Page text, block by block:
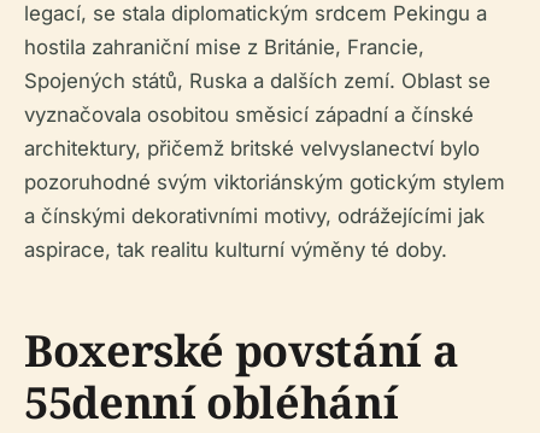
legací, se stala diplomatickým srdcem Pekingu a
hostila zahraniční mise z Británie, Francie,
Spojených států, Ruska a dalších zemí. Oblast se
vyznačovala osobitou směsicí západní a čínské
architektury, přičemž britské velvyslanectví bylo
pozoruhodné svým viktoriánským gotickým stylem
a čínskými dekorativními motivy, odrážejícími jak
aspirace, tak realitu kulturní výměny té doby.
Boxerské povstání a
55denní obléhání